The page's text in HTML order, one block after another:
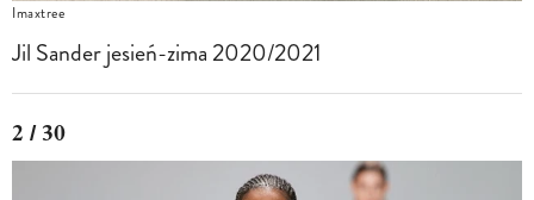
Imaxtree
Jil Sander jesień-zima 2020/2021
2 / 30